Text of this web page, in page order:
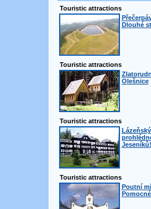
Touristic attractions
Dlouhé
Touristic attractions
Olešnice
Touristic attractions
Jeseníků!
Touristic attractions
Poutní